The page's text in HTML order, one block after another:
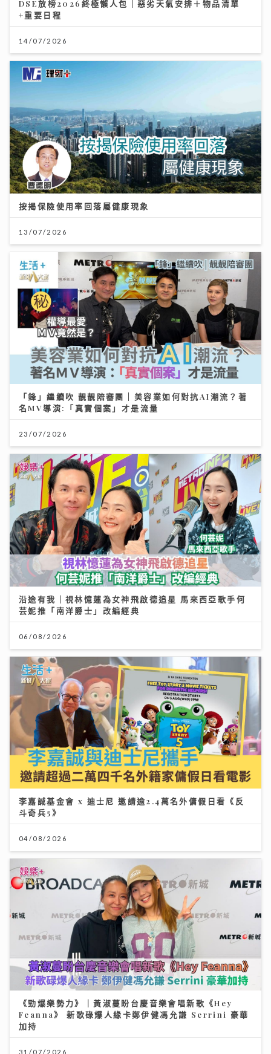
DSE放榜2026終極懶人包｜惡劣天氣安排＋物品清單
+重要日程
14/07/2026
按揭保險使用率回落屬健康現象
13/07/2026
「鋒」繼續吹 靚靚陪審團 | 美容業如何對抗AI潮流？著
名MV導演:「真實個案」才是流量
23/07/2026
沿途有我｜視林憶蓮為女神飛啟德追星 馬來西亞歌手何
芸妮推「南洋爵士」改編經典
06/08/2026
李嘉誠基金會 x 迪士尼 邀請逾2.4萬名外傭假日看《反
斗奇兵5》
04/08/2026
《勁爆樂勢力》｜黃淑蔓盼台慶音樂會唱新歌《Hey
Feanna》 新歌碌爆人緣卡鄭伊健馮允謙 Serrini 豪華
加持
31/07/2026